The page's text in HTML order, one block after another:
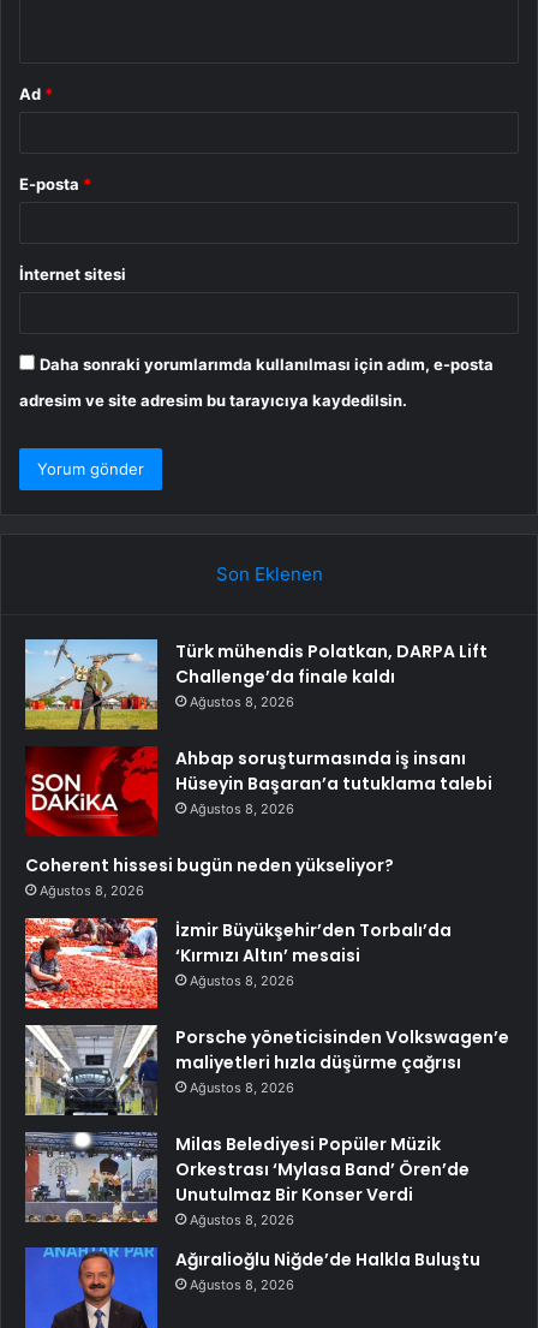
Ad *
E-posta *
İnternet sitesi
Daha sonraki yorumlarımda kullanılması için adım, e-posta
adresim ve site adresim bu tarayıcıya kaydedilsin.
Son Eklenen
Türk mühendis Polatkan, DARPA Lift
Challenge’da finale kaldı
Ağustos 8, 2026
Ahbap soruşturmasında iş insanı
Hüseyin Başaran’a tutuklama talebi
Ağustos 8, 2026
Coherent hissesi bugün neden yükseliyor?
Ağustos 8, 2026
İzmir Büyükşehir’den Torbalı’da
‘Kırmızı Altın’ mesaisi
Ağustos 8, 2026
Porsche yöneticisinden Volkswagen’e
maliyetleri hızla düşürme çağrısı
Ağustos 8, 2026
Milas Belediyesi Popüler Müzik
Orkestrası ‘Mylasa Band’ Ören’de
Unutulmaz Bir Konser Verdi
Ağustos 8, 2026
Ağıralioğlu Niğde’de Halkla Buluştu
Ağustos 8, 2026